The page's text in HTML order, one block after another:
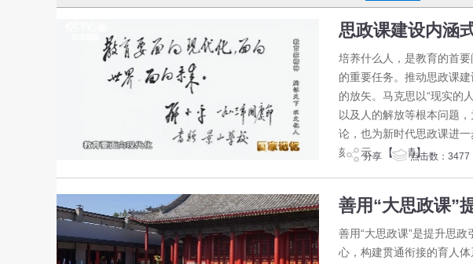
思政课建设内涵
培养什么人，是教育的首
的重要任务。推动思政课
的放矢。马克思以“现实的
以及人的解放等根本问题
论，也为新时代思政课进
刻启示。
【详情】
分享 点击数：3477
善用“大思政课”
善用“大思政课”是提升思政
心，构建贯通衔接的育人